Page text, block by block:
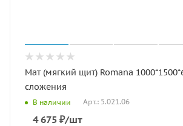
Мат (мягкий щит) Romana
сложения
В наличии Арт.: 5.021.06
4 675 ₽/шт